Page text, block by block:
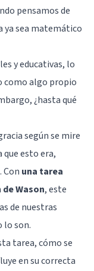
pensamos de
ya sea matemático
y educativas, lo
como algo propio
¿hasta qué
según se mire
esto era,
una tarea
Wason, este
de nuestras
lo son.
tarea, cómo se
en su correcta